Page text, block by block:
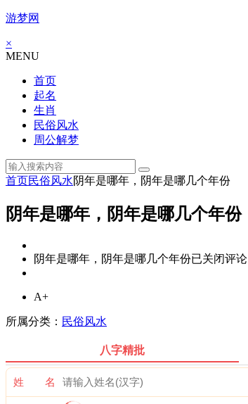
游梦网
×
MENU
首页
起名
生肖
民俗风水
周公解梦
首页民俗风水阴年是哪年，阴年是哪几个年份
阴年是哪年，阴年是哪几个年份
阴年是哪年，阴年是哪几个年份已关闭评论
A+
所属分类： 民俗风水
八字精批
姓 名